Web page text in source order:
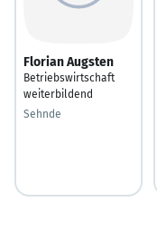
Florian Augsten
Betriebswirtschaft
weiterbildend
Sehnde